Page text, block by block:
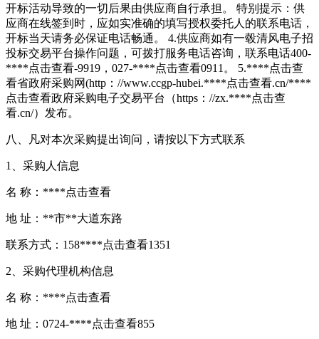
开标活动导致的一切后果由供应商自行承担。 特别提示：供
应商在线签到时，应如实准确的填写授权委托人的联系电话，
开标当天请务必保证电话畅通。 4.供应商如有一毂清风电子招
投标交易平台操作问题，可拨打服务电话咨询，联系电话400-
****点击查看-9919，027-****点击查看0911。 5.****点击查
看省政府采购网(http：//www.ccgp-hubei.****点击查看.cn/****
点击查看政府采购电子交易平台（https：//zx.****点击查
看.cn/）发布。
八、凡对本次采购提出询问，请按以下方式联系
1、采购人信息
名 称：****点击查看
地 址：**市**大道东路
联系方式：158****点击查看1351
2、采购代理机构信息
名 称：****点击查看
地 址：0724-****点击查看855